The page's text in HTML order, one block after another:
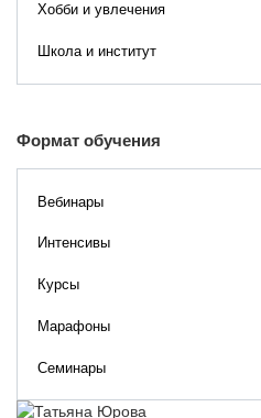
Хобби и увлечения
Школа и институт
Формат обучения
Вебинары
Интенсивы
Курсы
Марафоны
Семинары